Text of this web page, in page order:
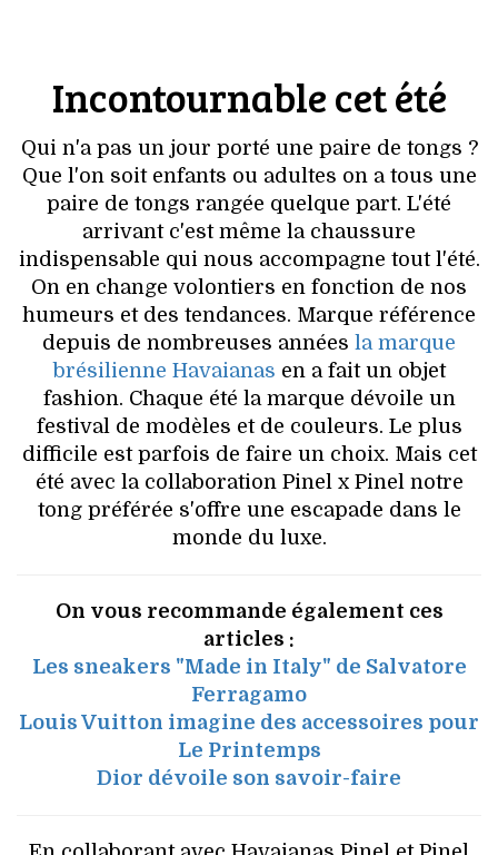
Incontournable cet été
Qui n'a pas un jour porté une paire de tongs ?
Que l'on soit enfants ou adultes on a tous une
paire de tongs rangée quelque part. L'été
arrivant c'est même la chaussure
indispensable qui nous accompagne tout l'été.
On en change volontiers en fonction de nos
humeurs et des tendances. Marque référence
depuis de nombreuses années la marque
brésilienne Havaianas en a fait un objet
fashion. Chaque été la marque dévoile un
festival de modèles et de couleurs. Le plus
difficile est parfois de faire un choix. Mais cet
été avec la collaboration Pinel x Pinel notre
tong préférée s'offre une escapade dans le
monde du luxe.
On vous recommande également ces
articles :
Les sneakers "Made in Italy" de Salvatore
Ferragamo
Louis Vuitton imagine des accessoires pour
Le Printemps
Dior dévoile son savoir-faire